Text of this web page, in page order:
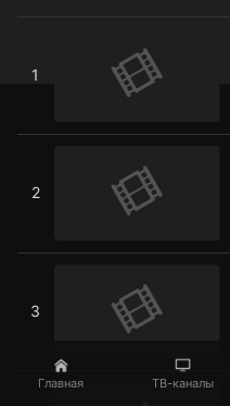
Главная ТВ-каналы
1
2
3
Серия 4